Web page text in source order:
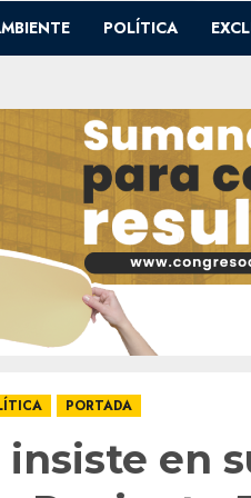
POLÍTICA
PORTADA
en